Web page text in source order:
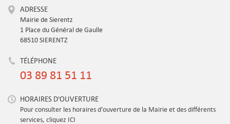
ADRESSE
Mairie de Sierentz
1 Place du Général de Gaulle
68510 SIERENTZ
TÉLÉPHONE
03 89 81 51 11
HORAIRES D'OUVERTURE
Pour consulter les horaires d’ouverture de la Mairie et des différents
services, cliquez ICI